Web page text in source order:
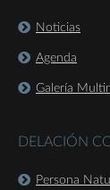
Noticias
Agenda
Galería
DELACIÓN
Persona